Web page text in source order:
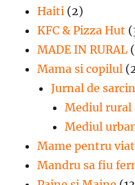
Haiti (2)
KFC & Pizza Hut
MADE IN RURAL
Mama si copilul
Jurnal de
Mediul rural
Mediul
Mame pentru
Mandru sa fiu